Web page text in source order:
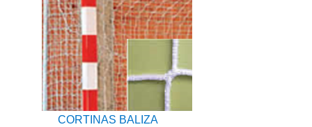
CORTINAS BALIZA